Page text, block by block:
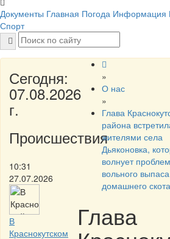
Документы Главная Погода Информация
Спорт
Сегодня:
07.08.2026
г.
Происшествия
10:31
27.07.2026
В
Краснокутском
»
О нас
»
Глава
района
жителями села
Дьяконовка,
волнует
вольного выпаса
домашнего скота
Глава